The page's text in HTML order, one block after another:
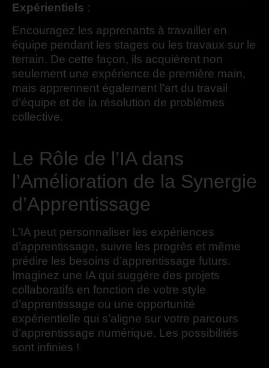
Expérientiels :
Encouragez les apprenants à travailler en
équipe pendant les stages ou les travaux sur le
terrain. De cette façon, ils acquièrent non
seulement une expérience de première main,
mais apprennent également l’art du travail
d’équipe et de la résolution de problèmes
collective.
Le Rôle de l’IA dans
l’Amélioration de la Synergie
d’Apprentissage
L’IA peut personnaliser les expériences
d’apprentissage, suivre les progrès et même
prédire les besoins d’apprentissage futurs.
Imaginez une IA qui suggère des projets
collaboratifs en fonction de votre style
d’apprentissage ou une opportunité
expérientielle qui s’aligne sur votre parcours
d’apprentissage numérique. Les possibilités
sont infinies !